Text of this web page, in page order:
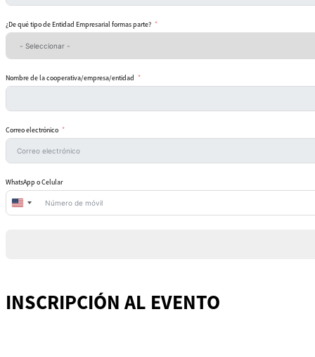
¿De qué tipo de Entidad Empresarial formas parte?
Nombre de la cooperativa/empresa/entidad
Correo electrónico
WhatsApp o Celular
United
INSCRIPCIÓN AL EVENTO